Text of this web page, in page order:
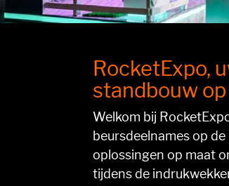
RocketExpo,
standbouw
Welkom bij
beursdeelnames op
oplossingen op maat
tijdens de